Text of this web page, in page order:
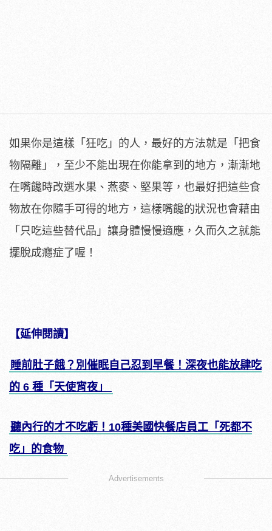
如果你是這樣「狂吃」的人，最好的方法就是「把食
物隔離」，至少不能出現在你能拿到的地方，漸漸地
在嘴饞時改選水果、燕麥、堅果等，也最好把這些食
物放在你隨手可得的地方，這樣嘴饞的狀況也會藉由
「只吃這些替代品」讓身體慢慢適應，久而久之就能
擺脫成癮症了喔！
【延伸閱讀】
睡前肚子餓？別催眠自己忍到早餐！深夜也能放肆吃
的 6 種「天使宵夜」
聽內行的才不吃虧！10種美國快餐店員工「死都不
吃」的食物
Advertisements